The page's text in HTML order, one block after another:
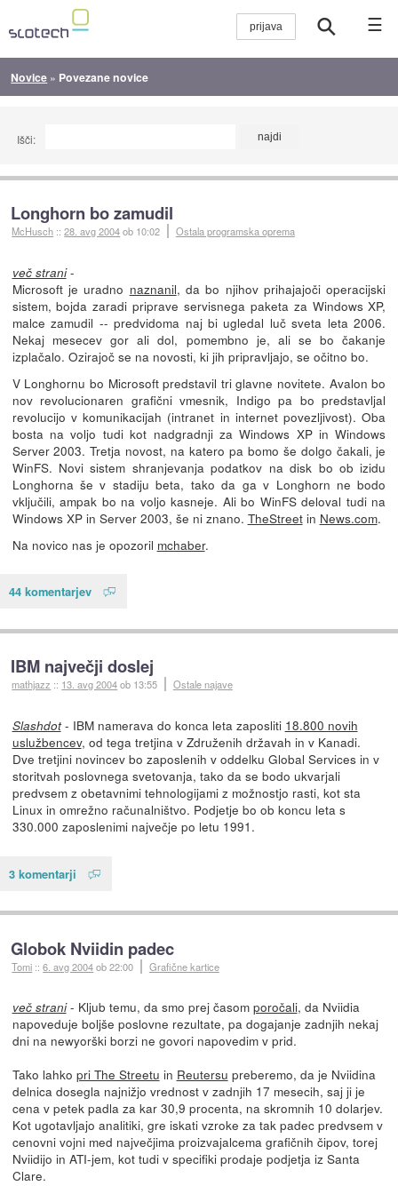
☰
Novice » Povezane novice
Išči:
Longhorn bo zamudil
McHusch ::28. avg 2004ob 10:02 Ostala programska oprema
več strani-
Microsoft je uradno naznanil, da bo njihov prihajajoči operacijski
sistem, bojda zaradi priprave servisnega paketa za Windows XP,
malce zamudil -- predvidoma naj bi ugledal luč sveta leta 2006.
Nekaj mesecev gor ali dol, pomembno je, ali se bo čakanje
izplačalo. Ozirajoč se na novosti, ki jih pripravljajo, se očitno bo.
V Longhornu bo Microsoft predstavil tri glavne novitete. Avalon bo
nov revolucionaren grafični vmesnik, Indigo pa bo predstavljal
revolucijo v komunikacijah (intranet in internet povezljivost). Oba
bosta na voljo tudi kot nadgradnji za Windows XP in Windows
Server 2003. Tretja novost, na katero pa bomo še dolgo čakali, je
WinFS. Novi sistem shranjevanja podatkov na disk bo ob izidu
Longhorna še v stadiju beta, tako da ga v Longhorn ne bodo
vključili, ampak bo na voljo kasneje. Ali bo WinFS deloval tudi na
Windows XP in Server 2003, še ni znano. TheStreetin News.com.
Na novico nas je opozoril mchaber.
44 komentarjev
IBM največji doslej
mathjazz :: 13. avg 2004ob 13:55 Ostale najave
Slashdot- IBM namerava do konca leta zaposliti 18.800 novih
uslužbencev, od tega tretjina v Združenih državah in v Kanadi.
Dve tretjini novincev bo zaposlenih v oddelku Global Services in v
storitvah poslovnega svetovanja, tako da se bodo ukvarjali
predvsem z obetavnimi tehnologijami z možnostjo rasti, kot sta
Linux in omrežno računalništvo. Podjetje bo ob koncu leta s
330.000 zaposlenimi največje po letu 1991.
3 komentarji
Globok Nviidin padec
Tomi ::6. avg 2004ob 22:00 Grafične kartice
več strani- Kljub temu, da smo prej časom poročali, da Nviidia
napoveduje boljše poslovne rezultate, pa dogajanje zadnjih nekaj
dni na newyorški borzi ne govori napovedim v prid.
Tako lahko pri The Streetu in Reutersu preberemo, da je Nviidina
delnica dosegla najnižjo vrednost v zadnjih 17 mesecih, saj ji je
cena v petek padla za kar 30,9 procenta, na skromnih 10 dolarjev.
Kot ugotavljajo analitiki, gre iskati vzroke za tak padec predvsem v
cenovni vojni med največjima proizvajalcema grafičnih čipov, torej
Nviidijo in ATI-jem, kot tudi v specifiki prodaje podjetja iz Santa
Clare.